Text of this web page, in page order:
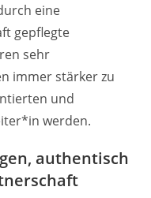
eine
gepflegte
sehr
immer stärker zu
und
werden.
authentisch